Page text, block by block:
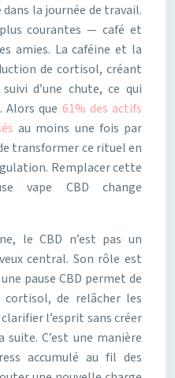
la journée de travail.
courantes — café et
amies. La caféine et la
de cortisol, créant
d’une chute, ce qui
Alors que 61% des actifs
au moins une fois par
transformer ce rituel en
Remplacer cette
vape CBD change
le CBD n’est pas un
central. Son rôle est
pause CBD permet de
de relâcher les
l’esprit sans créer
C’est une manière
accumulé au fil des